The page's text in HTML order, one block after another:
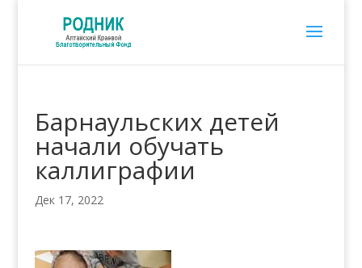
Барнаульских детей
начали обучать
каллиграфии
Дек 17, 2022